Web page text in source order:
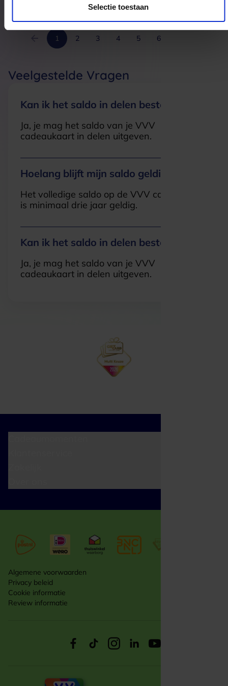
Selectie toestaan
1 2 3 4 5 6
Veelgestelde Vragen
Kan ik het saldo in delen besteden?
Ja, je mag het saldo van je VVV
cadeaukaart in delen uitgeven.
Hoelang blijft mijn saldo geldig?
Het volledige saldo op de VVV cadeaukaart
is minimaal drie jaar geldig.
Kan ik het saldo in delen besteden?
Ja, je mag het saldo van je VVV
cadeaukaart in delen uitgeven.
Algemene voorwaarden
Privacy beleid
Cookie informatie
Review informatie